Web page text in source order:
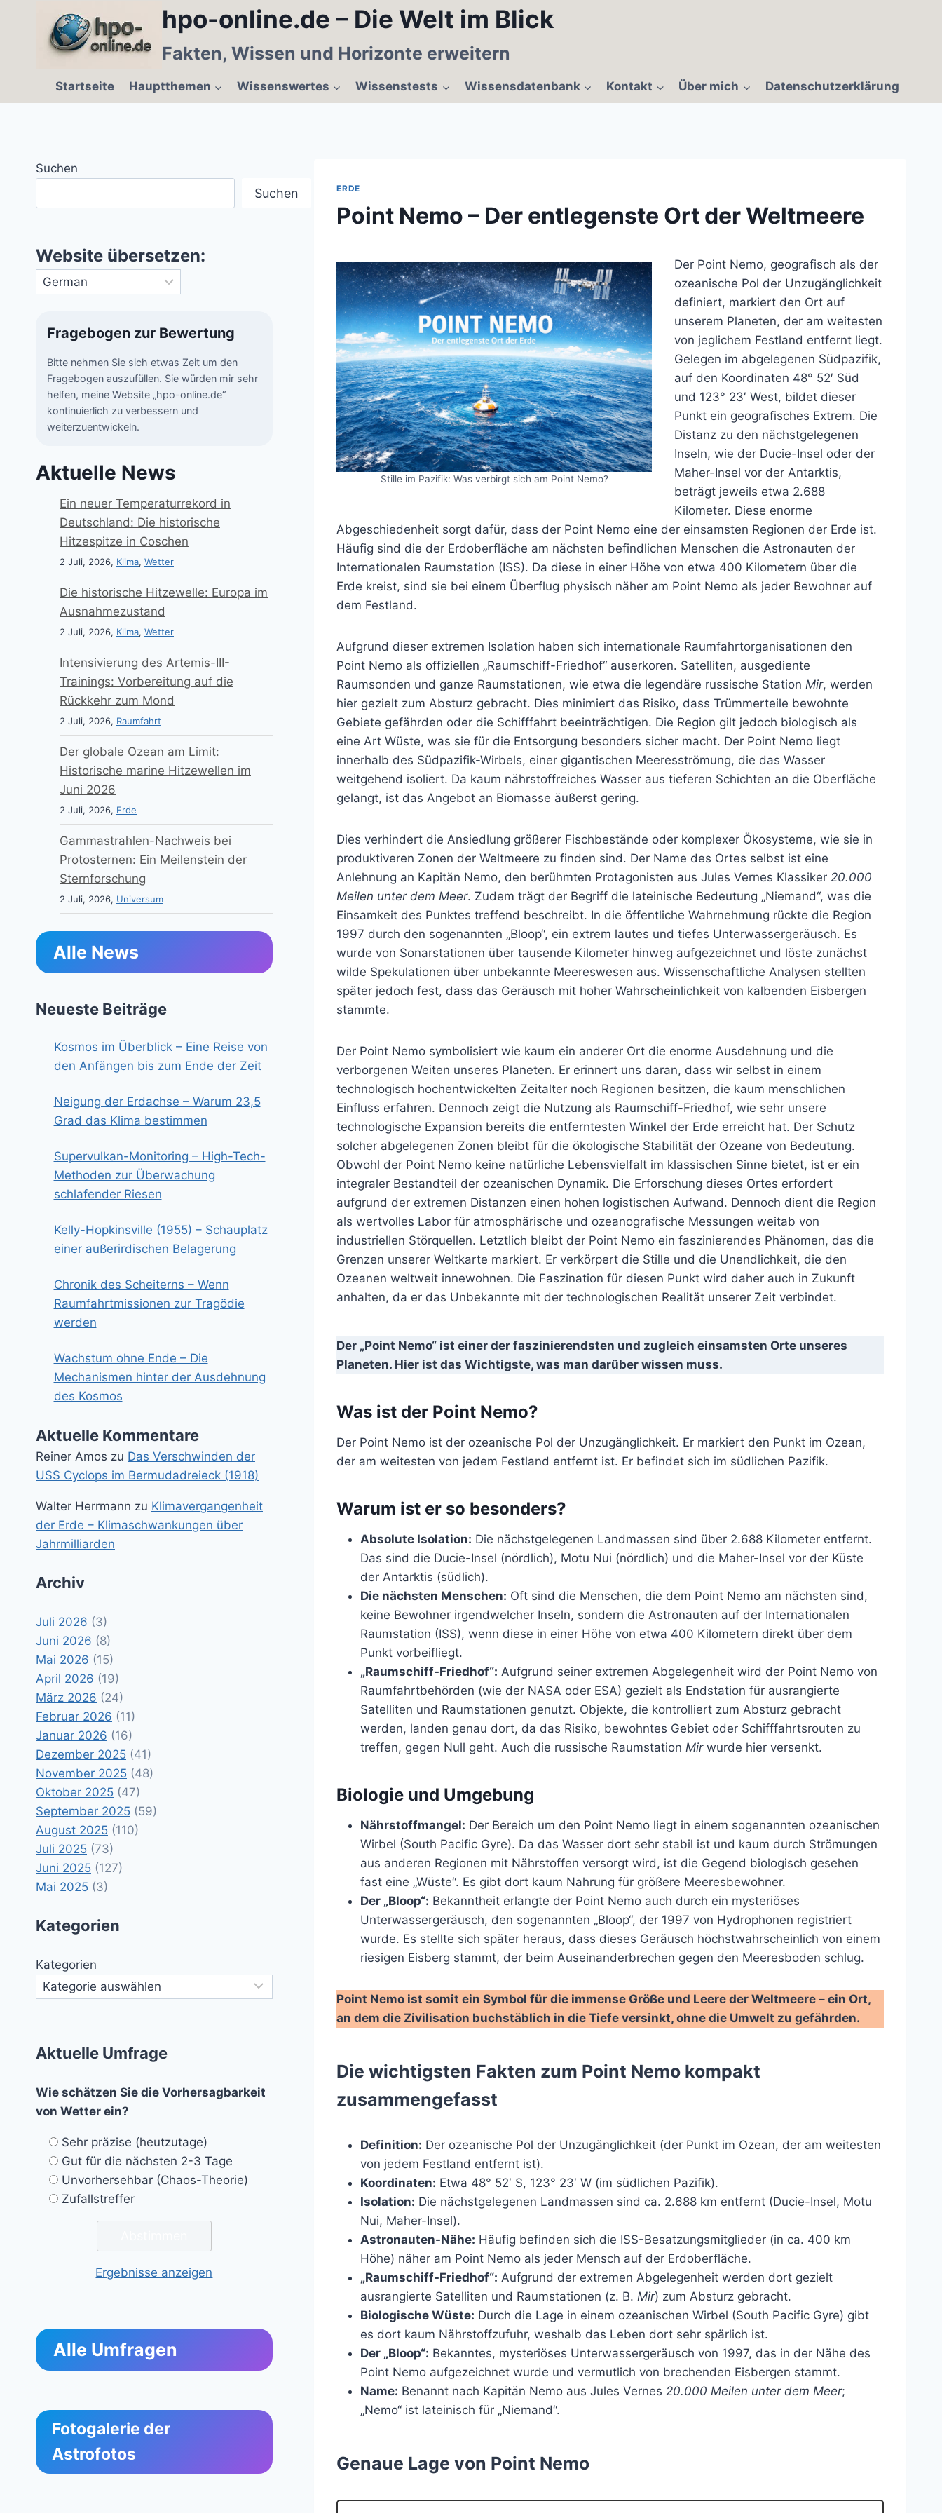
hpo-online.de – Die Welt im Blick
Fakten, Wissen und Horizonte erweitern
Startseite Hauptthemen Wissenswertes Wissenstests Wissensdatenbank Kontakt Über mich Datenschutzerklärung
ERDE
Point Nemo – Der entlegenste Ort der Weltmeere
Stille im Pazifik: Was verbirgt sich am Point Nemo?
Der Point Nemo, geografisch als der
ozeanische Pol der Unzugänglichkeit
definiert, markiert den Ort auf
unserem Planeten, der am weitesten
von jeglichem Festland entfernt liegt.
Gelegen im abgelegenen Südpazifik,
auf den Koordinaten 48° 52′ Süd
und 123° 23′ West, bildet dieser
Punkt ein geografisches Extrem. Die
Distanz zu den nächstgelegenen
Inseln, wie der Ducie-Insel oder der
Maher-Insel vor der Antarktis,
beträgt jeweils etwa 2.688
Kilometer. Diese enorme
Abgeschiedenheit sorgt dafür, dass der Point Nemo eine der einsamsten Regionen der Erde ist.
Häufig sind die der Erdoberfläche am nächsten befindlichen Menschen die Astronauten der
Internationalen Raumstation (ISS). Da diese in einer Höhe von etwa 400 Kilometern über die
Erde kreist, sind sie bei einem Überflug physisch näher am Point Nemo als jeder Bewohner auf
dem Festland.
Aufgrund dieser extremen Isolation haben sich internationale Raumfahrtorganisationen den
Point Nemo als offiziellen „Raumschiff-Friedhof“ auserkoren. Satelliten, ausgediente
Raumsonden und ganze Raumstationen, wie etwa die legendäre russische StationMir, werden
hier gezielt zum Absturz gebracht. Dies minimiert das Risiko, dass Trümmerteile bewohnte
Gebiete gefährden oder die Schifffahrt beeinträchtigen. Die Region gilt jedoch biologisch als
eine Art Wüste, was sie für die Entsorgung besonders sicher macht. Der Point Nemo liegt
innerhalb des Südpazifik-Wirbels, einer gigantischen Meeresströmung, die das Wasser
weitgehend isoliert. Da kaum nährstoffreiches Wasser aus tieferen Schichten an die Oberfläche
gelangt, ist das Angebot an Biomasse äußerst gering.
Dies verhindert die Ansiedlung größerer Fischbestände oder komplexer Ökosysteme, wie sie in
produktiveren Zonen der Weltmeere zu finden sind. Der Name des Ortes selbst ist eine
Anlehnung an Kapitän Nemo, den berühmten Protagonisten aus Jules Vernes Klassiker20.000
Meilen unter dem Meer. Zudem trägt der Begriff die lateinische Bedeutung „Niemand“, was die
Einsamkeit des Punktes treffend beschreibt. In die öffentliche Wahrnehmung rückte die Region
1997 durch den sogenannten „Bloop“, ein extrem lautes und tiefes Unterwassergeräusch. Es
wurde von Sonarstationen über tausende Kilometer hinweg aufgezeichnet und löste zunächst
wilde Spekulationen über unbekannte Meereswesen aus. Wissenschaftliche Analysen stellten
später jedoch fest, dass das Geräusch mit hoher Wahrscheinlichkeit von kalbenden Eisbergen
stammte.
Der Point Nemo symbolisiert wie kaum ein anderer Ort die enorme Ausdehnung und die
verborgenen Weiten unseres Planeten. Er erinnert uns daran, dass wir selbst in einem
technologisch hochentwickelten Zeitalter noch Regionen besitzen, die kaum menschlichen
Einfluss erfahren. Dennoch zeigt die Nutzung als Raumschiff-Friedhof, wie sehr unsere
technologische Expansion bereits die entferntesten Winkel der Erde erreicht hat. Der Schutz
solcher abgelegenen Zonen bleibt für die ökologische Stabilität der Ozeane von Bedeutung.
Obwohl der Point Nemo keine natürliche Lebensvielfalt im klassischen Sinne bietet, ist er ein
integraler Bestandteil der ozeanischen Dynamik. Die Erforschung dieses Ortes erfordert
aufgrund der extremen Distanzen einen hohen logistischen Aufwand. Dennoch dient die Region
als wertvolles Labor für atmosphärische und ozeanografische Messungen weitab von
industriellen Störquellen. Letztlich bleibt der Point Nemo ein faszinierendes Phänomen, das die
Grenzen unserer Weltkarte markiert. Er verkörpert die Stille und die Unendlichkeit, die den
Ozeanen weltweit innewohnen. Die Faszination für diesen Punkt wird daher auch in Zukunft
anhalten, da er das Unbekannte mit der technologischen Realität unserer Zeit verbindet.
Der „Point Nemo“ ist einer der faszinierendsten und zugleich einsamsten Orte unseres
Planeten. Hier ist das Wichtigste, was man darüber wissen muss.
Was ist der Point Nemo?
Der Point Nemo ist der ozeanische Pol der Unzugänglichkeit. Er markiert den Punkt im Ozean,
der am weitesten von jedem Festland entfernt ist. Er befindet sich im südlichen Pazifik.
Warum ist er so besonders?
Absolute Isolation: Die nächstgelegenen Landmassen sind über 2.688 Kilometer entfernt.
Das sind die Ducie-Insel (nördlich), Motu Nui (nördlich) und die Maher-Insel vor der Küste
der Antarktis (südlich).
Die nächsten Menschen: Oft sind die Menschen, die dem Point Nemo am nächsten sind,
keine Bewohner irgendwelcher Inseln, sondern die Astronauten auf der Internationalen
Raumstation (ISS), wenn diese in einer Höhe von etwa 400 Kilometern direkt über dem
Punkt vorbeifliegt.
„Raumschiff-Friedhof“: Aufgrund seiner extremen Abgelegenheit wird der Point Nemo von
Raumfahrtbehörden (wie der NASA oder ESA) gezielt als Endstation für ausrangierte
Satelliten und Raumstationen genutzt. Objekte, die kontrolliert zum Absturz gebracht
werden, landen genau dort, da das Risiko, bewohntes Gebiet oder Schifffahrtsrouten zu
treffen, gegen Null geht. Auch die russische RaumstationMirwurde hier versenkt.
Biologie und Umgebung
Nährstoffmangel: Der Bereich um den Point Nemo liegt in einem sogenannten ozeanischen
Wirbel (South Pacific Gyre). Da das Wasser dort sehr stabil ist und kaum durch Strömungen
aus anderen Regionen mit Nährstoffen versorgt wird, ist die Gegend biologisch gesehen
fast eine „Wüste“. Es gibt dort kaum Nahrung für größere Meeresbewohner.
Der „Bloop“: Bekanntheit erlangte der Point Nemo auch durch ein mysteriöses
Unterwassergeräusch, den sogenannten „Bloop“, der 1997 von Hydrophonen registriert
wurde. Es stellte sich später heraus, dass dieses Geräusch höchstwahrscheinlich von einem
riesigen Eisberg stammt, der beim Auseinanderbrechen gegen den Meeresboden schlug.
Point Nemo ist somit ein Symbol für die immense Größe und Leere der Weltmeere – ein Ort,
an dem die Zivilisation buchstäblich in die Tiefe versinkt, ohne die Umwelt zu gefährden.
Die wichtigsten Fakten zum Point Nemo kompakt
zusammengefasst
Definition: Der ozeanische Pol der Unzugänglichkeit (der Punkt im Ozean, der am weitesten
von jedem Festland entfernt ist).
Koordinaten: Etwa 48° 52′ S, 123° 23′ W (im südlichen Pazifik).
Isolation: Die nächstgelegenen Landmassen sind ca. 2.688 km entfernt (Ducie-Insel, Motu
Nui, Maher-Insel).
Astronauten-Nähe: Häufig befinden sich die ISS-Besatzungsmitglieder (in ca. 400 km
Höhe) näher am Point Nemo als jeder Mensch auf der Erdoberfläche.
„Raumschiff-Friedhof“: Aufgrund der extremen Abgelegenheit werden dort gezielt
ausrangierte Satelliten und Raumstationen (z. B.Mir) zum Absturz gebracht.
Biologische Wüste: Durch die Lage in einem ozeanischen Wirbel (South Pacific Gyre) gibt
es dort kaum Nährstoffzufuhr, weshalb das Leben dort sehr spärlich ist.
Der „Bloop“: Bekanntes, mysteriöses Unterwassergeräusch von 1997, das in der Nähe des
Point Nemo aufgezeichnet wurde und vermutlich von brechenden Eisbergen stammt.
Name: Benannt nach Kapitän Nemo aus Jules Vernes20.000 Meilen unter dem Meer;
„Nemo“ ist lateinisch für „Niemand“.
Genaue Lage von Point Nemo
Suchen
Suchen
Website übersetzen:
Fragebogen zur Bewertung
Bitte nehmen Sie sich etwas Zeit um den
Fragebogen auszufüllen. Sie würden mir sehr
helfen, meine Website „hpo-online.de“
kontinuierlich zu verbessern und
weiterzuentwickeln.
Aktuelle News
Ein neuer Temperaturrekord in
Deutschland: Die historische
Hitzespitze in Coschen
2 Juli, 2026, Klima, Wetter
Die historische Hitzewelle: Europa im
Ausnahmezustand
2 Juli, 2026, Klima, Wetter
Intensivierung des Artemis-III-
Trainings: Vorbereitung auf die
Rückkehr zum Mond
2 Juli, 2026, Raumfahrt
Der globale Ozean am Limit:
Historische marine Hitzewellen im
Juni 2026
2 Juli, 2026, Erde
Gammastrahlen-Nachweis bei
Protosternen: Ein Meilenstein der
Sternforschung
2 Juli, 2026, Universum
Alle News
Neueste Beiträge
Kosmos im Überblick – Eine Reise von
den Anfängen bis zum Ende der Zeit
Neigung der Erdachse – Warum 23,5
Grad das Klima bestimmen
Supervulkan-Monitoring – High-Tech-
Methoden zur Überwachung
schlafender Riesen
Kelly-Hopkinsville (1955) – Schauplatz
einer außerirdischen Belagerung
Chronik des Scheiterns – Wenn
Raumfahrtmissionen zur Tragödie
werden
Wachstum ohne Ende – Die
Mechanismen hinter der Ausdehnung
des Kosmos
Aktuelle Kommentare
Reiner Amos zu Das Verschwinden der
USS Cyclops im Bermudadreieck (1918)
Walter Herrmann zu Klimavergangenheit
der Erde – Klimaschwankungen über
Jahrmilliarden
Archiv
Juli 2026 (3)
Juni 2026 (8)
Mai 2026 (15)
April 2026 (19)
März 2026 (24)
Februar 2026 (11)
Januar 2026 (16)
Dezember 2025 (41)
November 2025 (48)
Oktober 2025 (47)
September 2025 (59)
August 2025 (110)
Juli 2025 (73)
Juni 2025 (127)
Mai 2025 (3)
Kategorien
Kategorien
Aktuelle Umfrage
Wie schätzen Sie die Vorhersagbarkeit
von Wetter ein?
Sehr präzise (heutzutage)
Gut für die nächsten 2-3 Tage
Unvorhersehbar (Chaos-Theorie)
Zufallstreffer
Ergebnisse anzeigen
Alle Umfragen
Fotogalerie der
Astrofotos